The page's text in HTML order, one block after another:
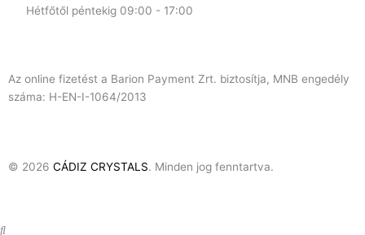
Hétfőtől péntekig 09:00 - 17:00
Az online fizetést a Barion Payment Zrt. biztosítja, MNB engedély
száma: H-EN-I-1064/2013
© 2026 CÁDIZ CRYSTALS. Minden jog fenntartva.
Keresés